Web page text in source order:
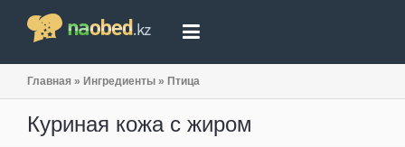
Главная » Ингредиенты » Птица
Куриная кожа с жиром